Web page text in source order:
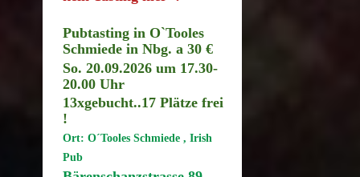
Pubtasting in O`Tooles
Schmiede in Nbg. a 30 €
So. 20.09.2026 um 17.30-
20.00 Uhr
13xgebucht..17 Plätze frei
!
Ort: O´Tooles Schmiede , Irish
Pub